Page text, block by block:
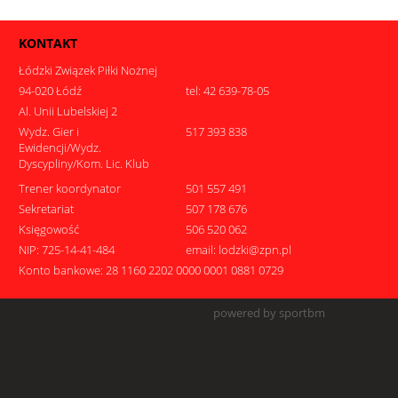
KONTAKT
Łódzki Związek Piłki Nożnej
94-020 Łódź
tel: 42 639-78-05
Al. Unii Lubelskiej 2
Wydz. Gier i
Ewidencji/Wydz.
Dyscypliny/Kom. Lic. Klub
517 393 838
Trener koordynator
501 557 491
Sekretariat
507 178 676
Księgowość
506 520 062
NIP: 725-14-41-484
email: lodzki@zpn.pl
Konto bankowe: 28 1160 2202 0000 0001 0881 0729
powered by sportbm